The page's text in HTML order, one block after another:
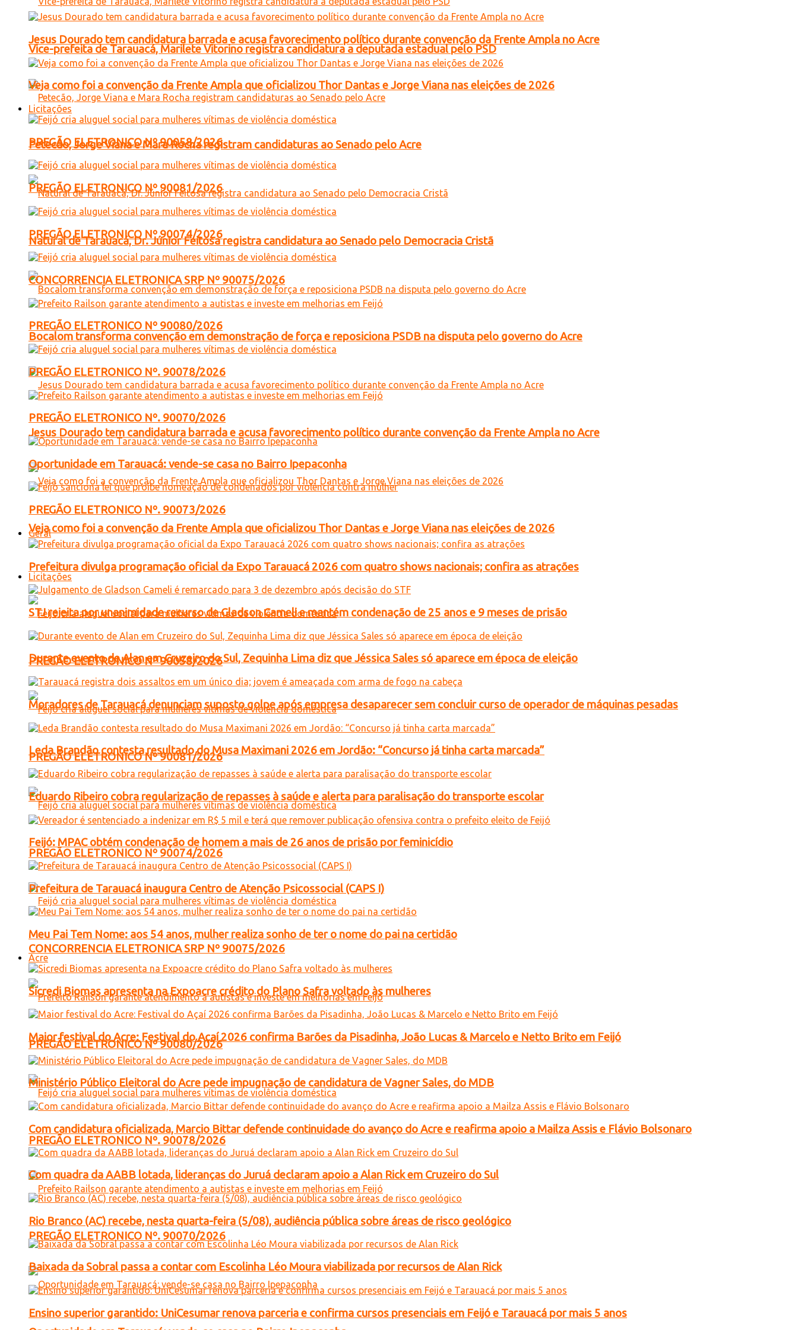
Vice-prefeita de Tarauacá, Marilete Vitorino registra candidatura a deputada estadual pelo PSD
Petecão, Jorge Viana e Mara Rocha registram candidaturas ao Senado pelo Acre
Natural de Tarauacá, Dr. Júnior Feitosa registra candidatura ao Senado pelo Democracia Cristã
Bocalom transforma convenção em demonstração de força e reposiciona PSDB na disputa pelo governo do Acre
Jesus Dourado tem candidatura barrada e acusa favorecimento político durante convenção da Frente Ampla no Acre
Veja como foi a convenção da Frente Ampla que oficializou Thor Dantas e Jorge Viana nas eleições de 2026
Licitações
PREGÃO ELETRONICO Nº 90058/2026
PREGÃO ELETRONICO Nº 90081/2026
PREGÃO ELETRONICO Nº 90074/2026
CONCORRENCIA ELETRONICA SRP Nº 90075/2026
PREGÃO ELETRONICO Nº 90080/2026
PREGÃO ELETRONICO Nº. 90078/2026
PREGÃO ELETRONICO Nº. 90070/2026
Jesus Dourado tem candidatura barrada e acusa favorecimento político durante convenção da Frente Ampla no Acre
Veja como foi a convenção da Frente Ampla que oficializou Thor Dantas e Jorge Viana nas eleições de 2026
Licitações
PREGÃO ELETRONICO Nº 90058/2026
PREGÃO ELETRONICO Nº 90081/2026
PREGÃO ELETRONICO Nº 90074/2026
CONCORRENCIA ELETRONICA SRP Nº 90075/2026
PREGÃO ELETRONICO Nº 90080/2026
PREGÃO ELETRONICO Nº. 90078/2026
PREGÃO ELETRONICO Nº. 90070/2026
Oportunidade em Tarauacá: vende-se casa no Bairro Ipepaconha
PREGÃO ELETRONICO Nº. 90073/2026
Geral
Prefeitura divulga programação oficial da Expo Tarauacá 2026 com quatro shows nacionais; confira as atrações
STJ rejeita por unanimidade recurso de Gladson Cameli e mantém condenação de 25 anos e 9 meses de prisão
Durante evento de Alan em Cruzeiro do Sul, Zequinha Lima diz que Jéssica Sales só aparece em época de eleição
Moradores de Tarauacá denunciam suposto golpe após empresa desaparecer sem concluir curso de operador de máquinas pesadas
Leda Brandão contesta resultado do Musa Maximani 2026 em Jordão: “Concurso já tinha carta marcada”
Eduardo Ribeiro cobra regularização de repasses à saúde e alerta para paralisação do transporte escolar
Feijó: MPAC obtém condenação de homem a mais de 26 anos de prisão por feminicídio
Prefeitura de Tarauacá inaugura Centro de Atenção Psicossocial (CAPS I)
Meu Pai Tem Nome: aos 54 anos, mulher realiza sonho de ter o nome do pai na certidão
Acre
Sicredi Biomas apresenta na Expoacre crédito do Plano Safra voltado às mulheres
Maior festival do Acre: Festival do Açaí 2026 confirma Barões da Pisadinha, João Lucas & Marcelo e Netto Brito em Feijó
Ministério Público Eleitoral do Acre pede impugnação de candidatura de Vagner Sales, do MDB
Com candidatura oficializada, Marcio Bittar defende continuidade do avanço do Acre e reafirma apoio a Mailza Assis e Flávio Bolsonaro
Com quadra da AABB lotada, lideranças do Juruá declaram apoio a Alan Rick em Cruzeiro do Sul
Rio Branco (AC) recebe, nesta quarta-feira (5/08), audiência pública sobre áreas de risco geológico
Baixada da Sobral passa a contar com Escolinha Léo Moura viabilizada por recursos de Alan Rick
Ensino superior garantido: UniCesumar renova parceria e confirma cursos presenciais em Feijó e Tarauacá por mais 5 anos